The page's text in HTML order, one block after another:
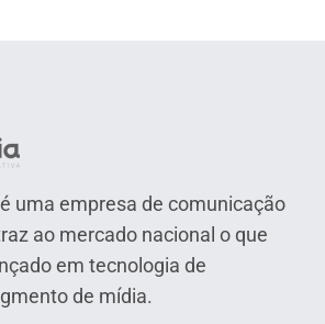
uma empresa de comunicação
ao mercado nacional o que
em tecnologia de
de mídia.